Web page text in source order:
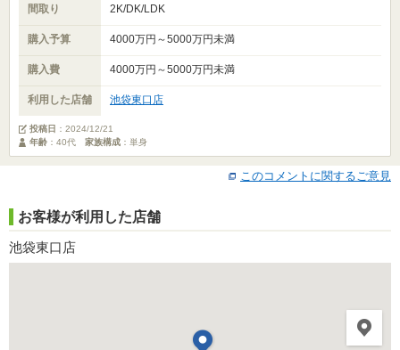
間取り 2K/DK/LDK
購入予算 4000万円～5000万円未満
購入費 4000万円～5000万円未満
利用した店舗 池袋東口店
投稿日 ： 2024/12/21
年齢 ：40代 家族構成 ：単身
このコメントに関するご意見
お客様が利用した店舗
池袋東口店